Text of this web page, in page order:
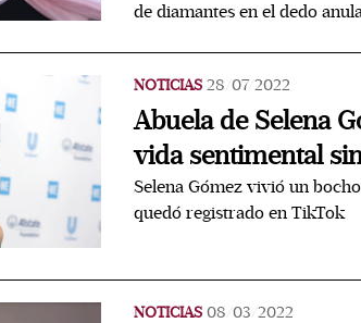
de diamantes en el dedo
NOTICIAS 28/07/2022
Abuela de Selena
vida sentimental
Selena Gómez vivió un
quedó registrado en TikTok
NOTICIAS 08/03/2022